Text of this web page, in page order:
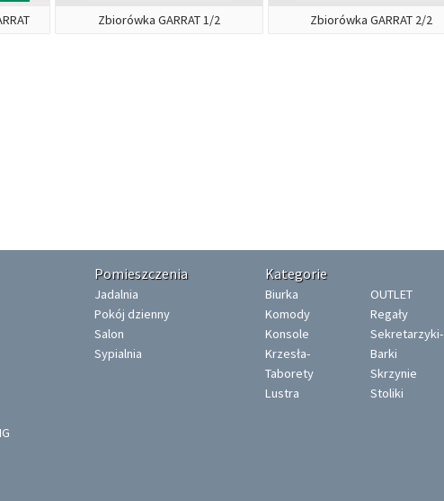
Zbiorówka GARRAT 1/2 Zbiorówka GARRAT 2/2
Pomieszczenia
Jadalnia
Pokój dzienny
Salon
Sypialnia
Kategorie
Biurka
Komody
Konsole
Krzesła-
Taborety
Lustra
OUTLET
Regały
Sekretarzyki-
Barki
Skrzynie
Stoliki